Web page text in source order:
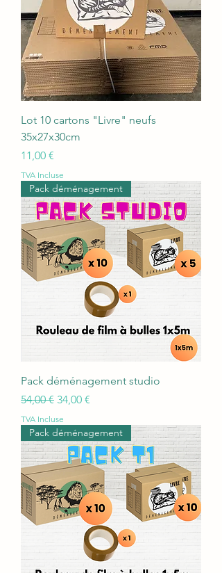
Lot 10 cartons "Livre" neufs
35x27x30cm
Prix
11,00 €
TVA Incluse
Pack déménagement
Pack déménagement studio
Prix original
54,00 € Prix promotionnel
34,00 €
TVA Incluse
Pack déménagement